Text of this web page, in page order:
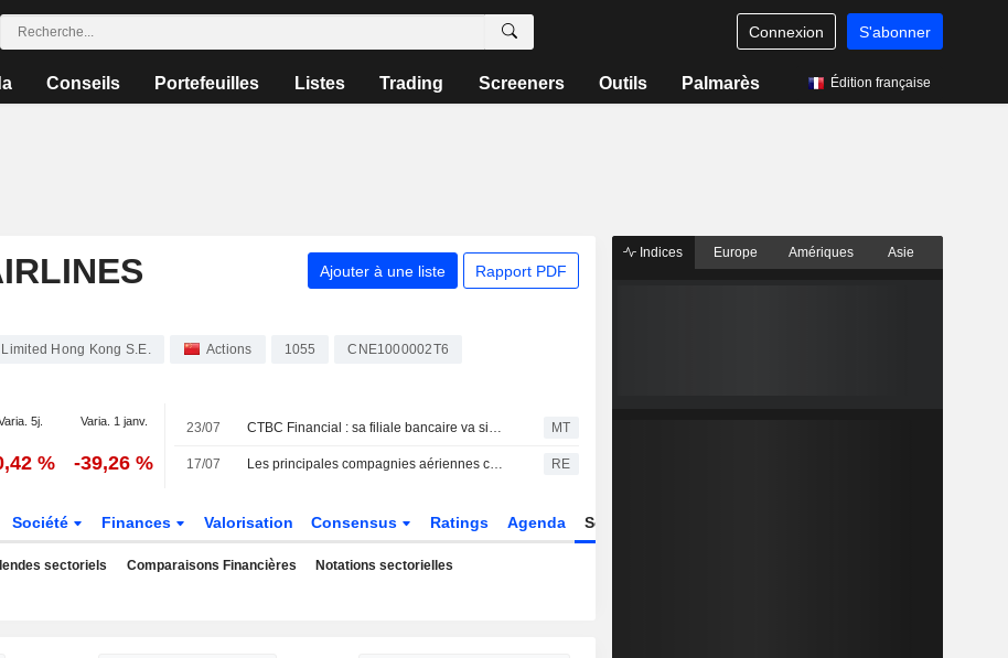
Connexion S'abonner
Conseils Portefeuilles Listes Trading Screeners Outils Palmarès Édition française
Ajouter à une liste Rapport PDF
Hong Kong S.E. Actions 1055 CNE1000002T6
5j. Varia. 1 janv.
% -39,26 %
23/07 CTBC Financial : sa filiale bancaire va signer un accord pour une carte de paiement co-brandée MT
17/07 Les principales compagnies aériennes chinoises redoutent de lourdes pertes avant un été incertain RE
Société Finances Valorisation Consensus Ratings Agenda Secteur
sectoriels Comparaisons Financières Notations sectorielles
Indices Europe Amériques Asie